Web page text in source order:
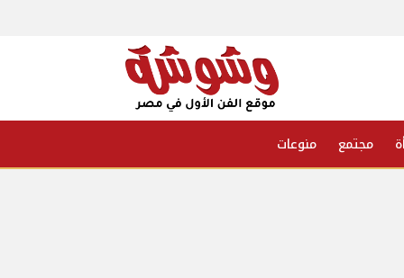
مجتمع منوعات